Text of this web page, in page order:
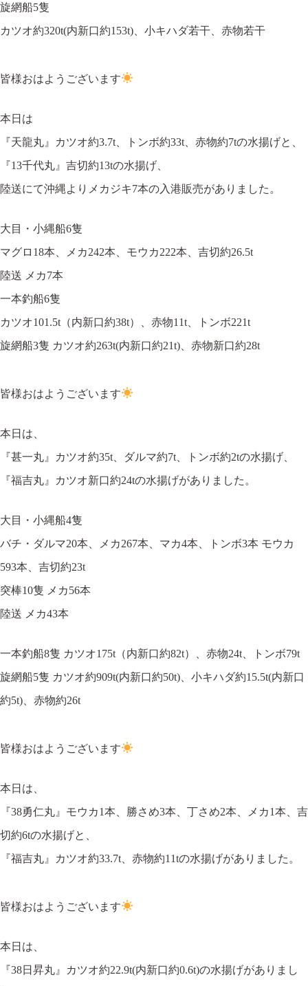
旋網船5隻
カツオ約320t(内新口約153t)、小キハダ若干、赤物若干
皆様おはようございます
本日は
『天龍丸』カツオ約3.7t、トンボ約33t、赤物約7tの水揚げと、
『13千代丸』吉切約13tの水揚げ、
陸送にて沖縄よりメカジキ7本の入港販売がありました。
大目・小縄船6隻
マグロ18本、メカ242本、モウカ222本、吉切約26.5t
陸送 メカ7本
一本釣船6隻
カツオ101.5t（内新口約38t）、赤物11t、トンボ221t
旋網船3隻 カツオ約263t(内新口約21t)、赤物新口約28t
皆様おはようございます
本日は、
『甚一丸』カツオ約35t、ダルマ約7t、トンボ約2tの水揚げ、
『福吉丸』カツオ新口約24tの水揚げがありました。
大目・小縄船4隻
バチ・ダルマ20本、メカ267本、マカ4本、トンボ3本 モウカ
593本、吉切約23t
突棒10隻 メカ56本
陸送 メカ43本
一本釣船8隻 カツオ175t（内新口約82t）、赤物24t、トンボ79t
旋網船5隻 カツオ約909t(内新口約50t)、小キハダ約15.5t(内新口
約5t)、赤物約26t
皆様おはようございます
本日は、
『38勇仁丸』モウカ1本、勝さめ3本、丁さめ2本、メカ1本、吉
切約6tの水揚げと、
『福吉丸』カツオ約33.7t、赤物約11tの水揚げがありました。
皆様おはようございます
本日は、
『38日昇丸』カツオ約22.9t(内新口約0.6t)の水揚げがありまし